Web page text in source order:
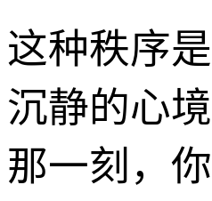
这种秩序
沉静的心
那一刻，